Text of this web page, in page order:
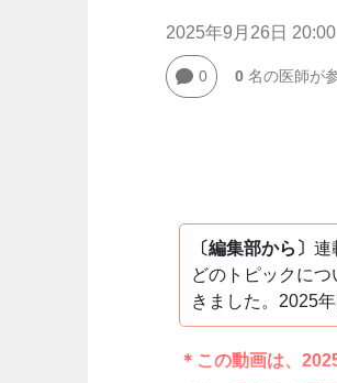
2025年9月26日 20:00
0 0名の医師が
〔編集部から〕 連
どのトピックに
きました。2025
＊この動画は、